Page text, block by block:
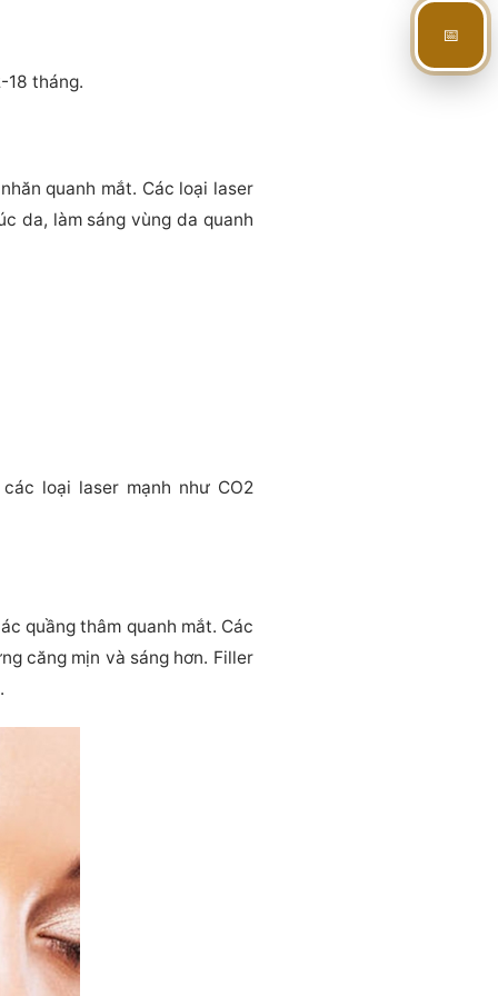
18 tháng.
quanh mắt. Các loại laser
da, làm sáng vùng da quanh
loại laser mạnh như CO2
quầng thâm quanh mắt. Các
căng mịn và sáng hơn. Filler
📅